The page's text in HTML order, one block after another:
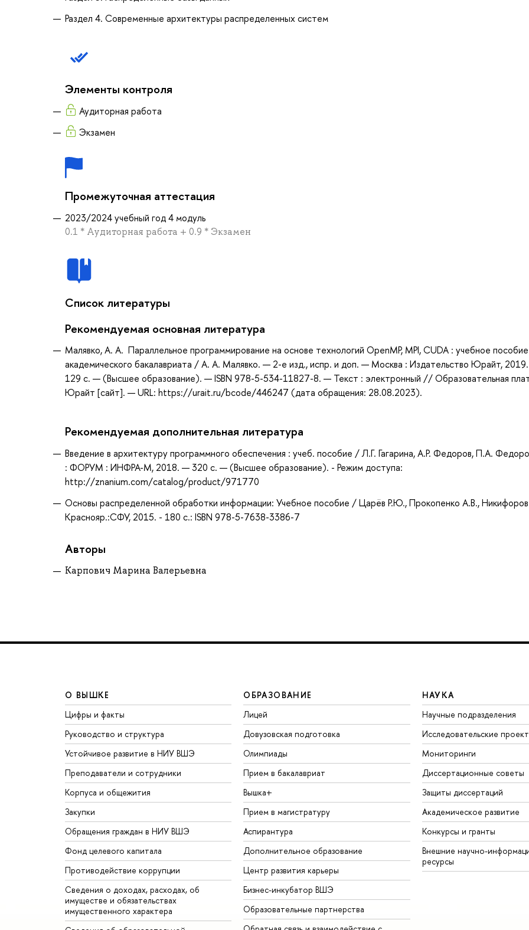
Раздел 4. Современные архитектуры распределенных систем
Элементы контроля
Аудиторная работа
Экзамен
Промежуточная аттестация
2023/2024 учебный год 4 модуль
0.1 * Аудиторная работа + 0.9 * Экзамен
Список литературы
Рекомендуемая основная литература
Малявко, А. А. Параллельное программирование на основе технологий OpenMP, MPI, CUDA : учебное
академического бакалавриата / А. А. Малявко. — 2-е изд., испр. и доп. — Москва : Издательство Юрайт,
129 с. — (Высшее образование). — ISBN 978-5-534-11827-8. — Текст : электронный // Образовательная
Юрайт [сайт]. — URL: https://urait.ru/bcode/446247 (дата обращения: 28.08.2023).
Рекомендуемая дополнительная литература
Введение в архитектуру программного обеспечения : учеб. пособие / Л.Г. Гагарина, А.Р. Федоров, П.А.
: ФОРУМ : ИНФРА-М, 2018. — 320 с. — (Высшее образование). - Режим доступа:
http://znanium.com/catalog/product/971770
Основы распределенной обработки информации: Учебное пособие / Царёв Р.Ю., Прокопенко А.В.,
Краснояр.:СФУ, 2015. - 180 с.: ISBN 978-5-7638-3386-7
Авторы
Карпович Марина Валерьевна
О ВЫШКЕ
Цифры и факты
Руководство и структура
Устойчивое развитие в НИУ ВШЭ
Преподаватели и сотрудники
Корпуса и общежития
Закупки
Обращения граждан в НИУ ВШЭ
Фонд целевого капитала
Противодействие коррупции
Сведения о доходах, расходах, об
имуществе и обязательствах
имущественного характера
ОБРАЗОВАНИЕ
Лицей
Довузовская подготовка
Олимпиады
Прием в бакалавриат
Вышка+
Прием в магистратуру
Аспирантура
Дополнительное образование
Центр развития карьеры
Бизнес-инкубатор ВШЭ
Образовательные партнерства
НАУКА
Научные подразделения
Исследовательские
Мониторинги
Диссертационные советы
Защиты диссертаций
Академическое развитие
Конкурсы и гранты
Внешние научно-
ресурсы